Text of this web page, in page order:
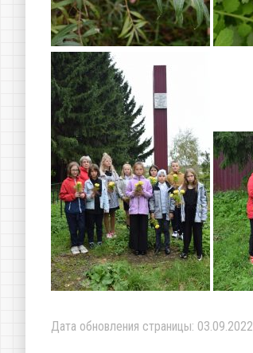
Дата обновления страницы: 03.09.2022